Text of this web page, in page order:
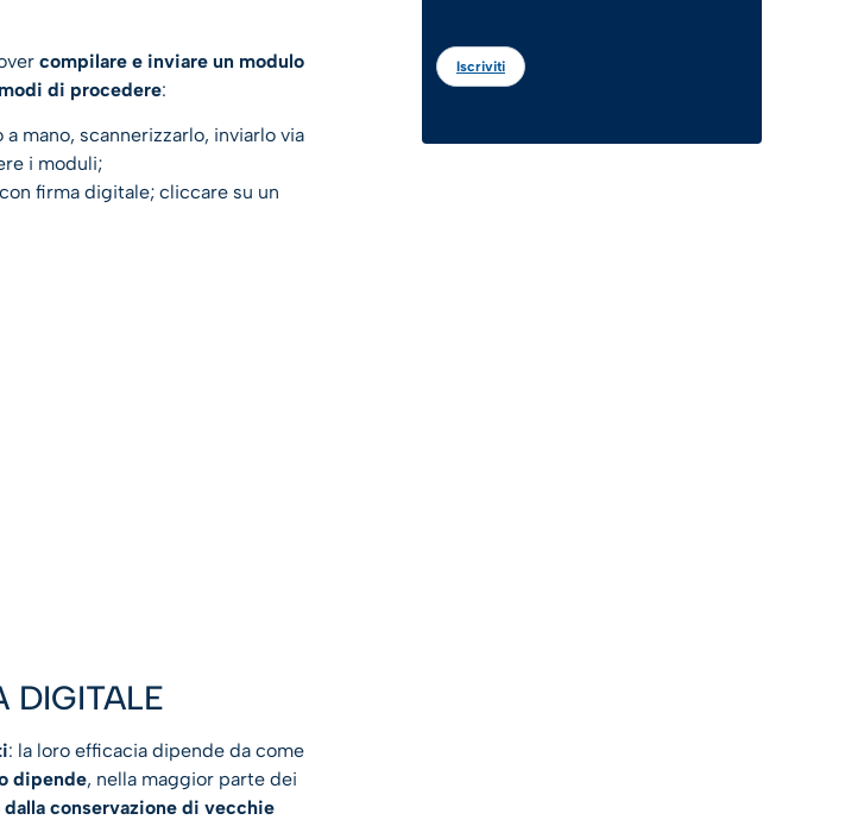
compilare e inviare un modulo
di procedere:
mano, scannerizzarlo, inviarlo via
i moduli;
firma digitale; cliccare su un
DIGITALE
: la loro efficacia dipende da come
dipende, nella maggior parte dei
dalla conservazione di vecchie
Iscriviti